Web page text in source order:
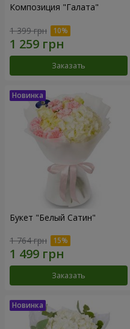
Композиция "Галата"
1 399 грн
Заказать
Букет "Белый Сатин"
1 764 грн
Заказать